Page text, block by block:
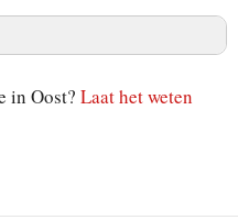
in Oost? Laat het weten